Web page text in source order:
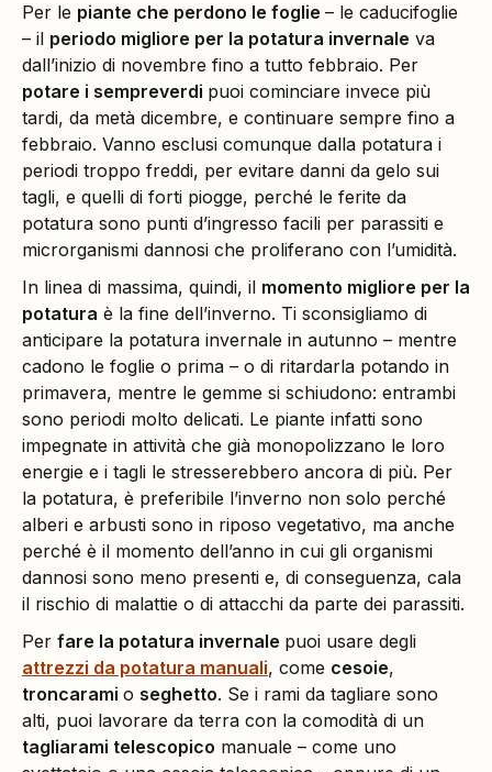
Per le piante che perdono le foglie – le caducifoglie
– il periodo migliore per la potatura invernale va
dall’inizio di novembre fino a tutto febbraio. Per
potare i sempreverdi puoi cominciare invece più
tardi, da metà dicembre, e continuare sempre fino a
febbraio. Vanno esclusi comunque dalla potatura i
periodi troppo freddi, per evitare danni da gelo sui
tagli, e quelli di forti piogge, perché le ferite da
potatura sono punti d’ingresso facili per parassiti e
microrganismi dannosi che proliferano con l’umidità.
In linea di massima, quindi, il momento migliore per la
potatura è la fine dell’inverno. Ti sconsigliamo di
anticipare la potatura invernale in autunno – mentre
cadono le foglie o prima – o di ritardarla potando in
primavera, mentre le gemme si schiudono: entrambi
sono periodi molto delicati. Le piante infatti sono
impegnate in attività che già monopolizzano le loro
energie e i tagli le stresserebbero ancora di più. Per
la potatura, è preferibile l’inverno non solo perché
alberi e arbusti sono in riposo vegetativo, ma anche
perché è il momento dell’anno in cui gli organismi
dannosi sono meno presenti e, di conseguenza, cala
il rischio di malattie o di attacchi da parte dei parassiti.
Per fare la potatura invernale puoi usare degli
attrezzi da potatura manuali, come cesoie,
troncarami o seghetto. Se i rami da tagliare sono
alti, puoi lavorare da terra con la comodità di un
tagliarami telescopico manuale – come uno